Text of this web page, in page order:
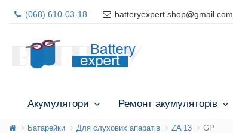
(068) 610-03-18 batteryexpert.shop@gmail.com
Акумулятори Ремонт акумуляторів
Батарейки Для слухових апаратів ZA 13 GP